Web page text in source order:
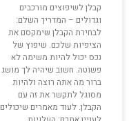
קבלן לשיפוצים מורכבים
וגדולים – המדריך השלם:
לבחירת הקבלן שימקסם את
הציפיות שלכם. שיפוץ של
נכס יכול להיות משימה לא
פשוטה. חשוב שיהיה לך מושג
ברור מה אתה רוצה ולהיות
מסוגל לתקשר את זה עם
הקבלן. לעוד מאמרים שיכולים